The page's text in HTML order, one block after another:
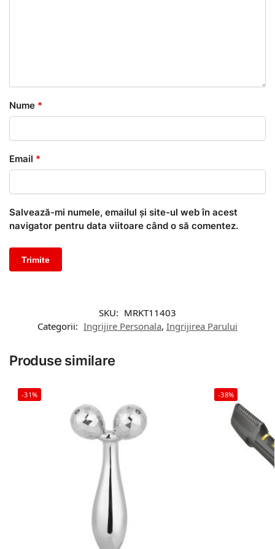
Nume *
Email *
Salvează-mi numele, emailul și site-ul web în acest
navigator pentru data viitoare când o să comentez.
SKU: MRKT11403
Categorii: Ingrijire Personala, Ingrijirea Parului
Produse similare
-31% -38%